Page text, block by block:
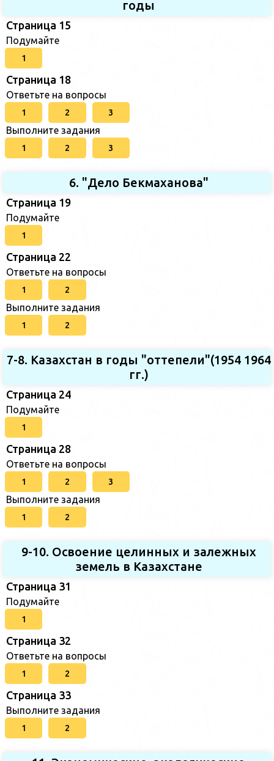
годы
Страница 15
Подумайте
1
Страница 18
Ответьте на вопросы
1 2 3
Выполните задания
1 2 3
6. "Дело Бекмаханова"
Страница 19
Подумайте
1
Страница 22
Ответьте на вопросы
1 2
Выполните задания
1 2
7-8. Казахстан в годы "оттепели"(1954 1964
гг.)
Страница 24
Подумайте
1
Страница 28
Ответьте на вопросы
1 2 3
Выполните задания
1 2
9-10. Освоение целинных и залежных
земель в Казахстане
Страница 31
Подумайте
1
Страница 32
Ответьте на вопросы
1 2
Страница 33
Выполните задания
1 2